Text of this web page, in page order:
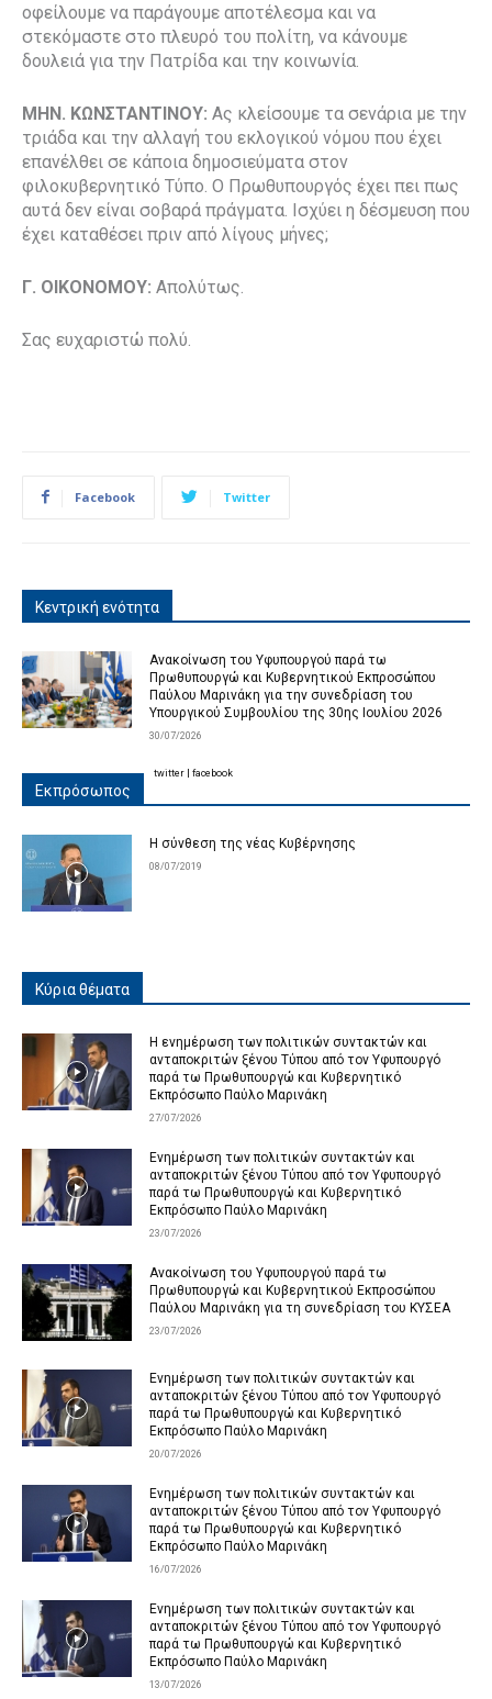
οφείλουμε να παράγουμε αποτέλεσμα και να
στεκόμαστε στο πλευρό του πολίτη, να κάνουμε
δουλειά για την Πατρίδα και την κοινωνία.
ΜΗΝ. ΚΩΝΣΤΑΝΤΙΝΟΥ: Ας κλείσουμε τα σενάρια με την
τριάδα και την αλλαγή του εκλογικού νόμου που έχει
επανέλθει σε κάποια δημοσιεύματα στον
φιλοκυβερνητικό Τύπο. Ο Πρωθυπουργός έχει πει πως
αυτά δεν είναι σοβαρά πράγματα. Ισχύει η δέσμευση που
έχει καταθέσει πριν από λίγους μήνες;
Γ. ΟΙΚΟΝΟΜΟΥ: Απολύτως.
Σας ευχαριστώ πολύ.
Facebook Twitter
Κεντρική ενότητα
Ανακοίνωση του Υφυπουργού παρά τω
Πρωθυπουργώ και Κυβερνητικού Εκπροσώπου
Παύλου Μαρινάκη για την συνεδρίαση του
Υπουργικού Συμβουλίου της 30ης Ιουλίου 2026
30/07/2026
Εκπρόσωπος
Η σύνθεση της νέας Κυβέρνησης
08/07/2019
twitter facebook
Κύρια θέματα
Η ενημέρωση των πολιτικών συντακτών και
ανταποκριτών ξένου Τύπου από τον Υφυπουργό
παρά τω Πρωθυπουργώ και Κυβερνητικό
Εκπρόσωπο Παύλο Μαρινάκη
27/07/2026
Ενημέρωση των πολιτικών συντακτών και
ανταποκριτών ξένου Τύπου από τον Υφυπουργό
παρά τω Πρωθυπουργώ και Κυβερνητικό
Εκπρόσωπο Παύλο Μαρινάκη
23/07/2026
Ανακοίνωση του Υφυπουργού παρά τω
Πρωθυπουργώ και Κυβερνητικού Εκπροσώπου
Παύλου Μαρινάκη για τη συνεδρίαση του ΚΥΣΕΑ
23/07/2026
Ενημέρωση των πολιτικών συντακτών και
ανταποκριτών ξένου Τύπου από τον Υφυπουργό
παρά τω Πρωθυπουργώ και Κυβερνητικό
Εκπρόσωπο Παύλο Μαρινάκη
20/07/2026
Ενημέρωση των πολιτικών συντακτών και
ανταποκριτών ξένου Τύπου από τον Υφυπουργό
παρά τω Πρωθυπουργώ και Κυβερνητικό
Εκπρόσωπο Παύλο Μαρινάκη
16/07/2026
Ενημέρωση των πολιτικών συντακτών και
ανταποκριτών ξένου Τύπου από τον Υφυπουργό
παρά τω Πρωθυπουργώ και Κυβερνητικό
Εκπρόσωπο Παύλο Μαρινάκη
13/07/2026